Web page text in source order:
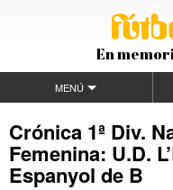
En
MENÚ
Crónica 1ª Div.
Femenina: U.D.
Espanyol de B